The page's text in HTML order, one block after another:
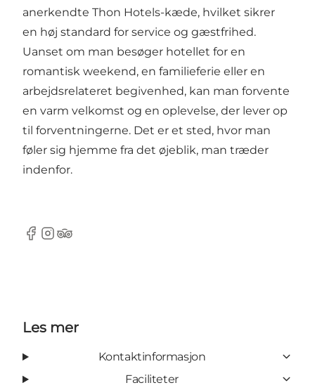
anerkendte Thon Hotels-kæde, hvilket sikrer
en høj standard for service og gæstfrihed.
Uanset om man besøger hotellet for en
romantisk weekend, en familieferie eller en
arbejdsrelateret begivenhed, kan man forvente
en varm velkomst og en oplevelse, der lever op
til forventningerne. Det er et sted, hvor man
føler sig hjemme fra det øjeblik, man træder
indenfor.
Facebook
Instagram
TripAdvisor
Les mer
Kontaktinformasjon
Faciliteter